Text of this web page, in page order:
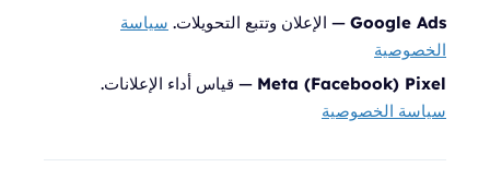
Google Ads — الإعلان وتتبع التحويلات. سياسة
الخصوصية
Meta (Facebook) Pixel — قياس أداء الإعلانات.
سياسة الخصوصية